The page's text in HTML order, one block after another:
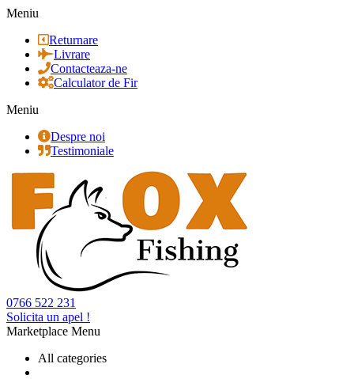
Meniu
Returnare
Livrare
Contacteaza-ne
Calculator de Fir
Meniu
Despre noi
Testimoniale
0766 522 231
Solicita un apel !
Marketplace Menu
All categories